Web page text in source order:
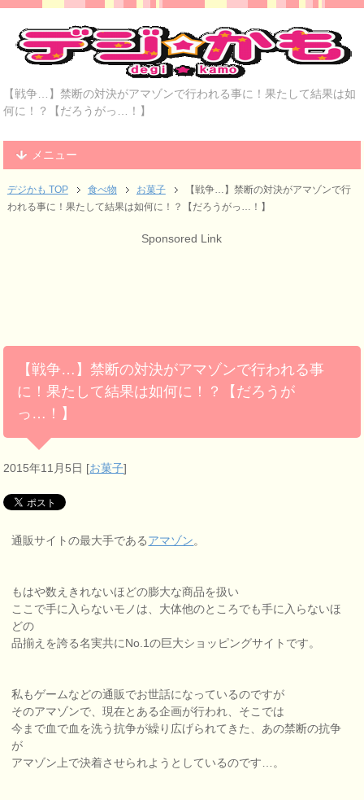
【戦争…】禁断の対決がアマゾンで行われる事に！果たして結果は如
何に！？【だろうがっ…！】
メニュー
デジかも TOP 食べ物 お菓子
【戦争…】禁断の対決がアマゾンで行
われる事に！果たして結果は如何に！？【だろうがっ…！】
Sponsored Link
【戦争…】禁断の対決がアマゾンで行われる事
に！果たして結果は如何に！？【だろうが
っ…！】
2015年11月5日 [お菓子]
通販サイトの最大手であるアマゾン。
もはや数えきれないほどの膨大な商品を扱い
ここで手に入らないモノは、大体他のところでも手に入らないほ
どの
品揃えを誇る名実共にNo.1の巨大ショッピングサイトです。
私もゲームなどの通販でお世話になっているのですが
そのアマゾンで、現在とある企画が行われ、そこでは
今まで血で血を洗う抗争が繰り広げられてきた、あの禁断の抗争
が
アマゾン上で決着させられようとしているのです…。